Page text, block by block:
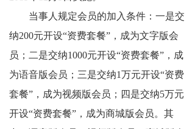
涉传公司
专家论点
揭秘传销
直销与传销详解
反传销论坛
当事人规定会员的加入条件：一是交
纳200元开设“资费套餐”，成为文字版会
员；二是交纳1000元开设“资费套餐”，成
为语音版会员；三是交纳1万元开设“资费
套餐”，成为视频版会员；四是交纳5万元
开设“资费套餐”，成为商城版会员。其